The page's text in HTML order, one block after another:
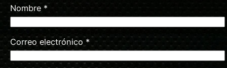
Nombre *
Correo electrónico *